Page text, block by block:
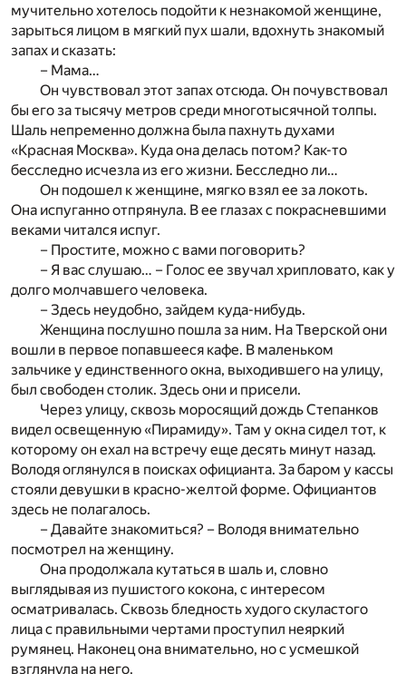
мучительно хотелось подойти к незнакомой женщине,
зарыться лицом в мягкий пух шали, вдохнуть знакомый
запах и сказать:
– Мама…
Он чувствовал этот запах отсюда. Он почувствовал
бы его за тысячу метров среди многотысячной толпы.
Шаль непременно должна была пахнуть духами
«Красная Москва». Куда она делась потом? Как-то
бесследно исчезла из его жизни. Бесследно ли…
Он подошел к женщине, мягко взял ее за локоть.
Она испуганно отпрянула. В ее глазах с покрасневшими
веками читался испуг.
– Простите, можно с вами поговорить?
– Я вас слушаю… – Голос ее звучал хрипловато, как у
долго молчавшего человека.
– Здесь неудобно, зайдем куда-нибудь.
Женщина послушно пошла за ним. На Тверской они
вошли в первое попавшееся кафе. В маленьком
зальчике у единственного окна, выходившего на улицу,
был свободен столик. Здесь они и присели.
Через улицу, сквозь моросящий дождь Степанков
видел освещенную «Пирамиду». Там у окна сидел тот, к
которому он ехал на встречу еще десять минут назад.
Володя оглянулся в поисках официанта. За баром у кассы
стояли девушки в красно-желтой форме. Официантов
здесь не полагалось.
– Давайте знакомиться? – Володя внимательно
посмотрел на женщину.
Она продолжала кутаться в шаль и, словно
выглядывая из пушистого кокона, с интересом
осматривалась. Сквозь бледность худого скуластого
лица с правильными чертами проступил неяркий
румянец. Наконец она внимательно, но с усмешкой
взглянула на него.